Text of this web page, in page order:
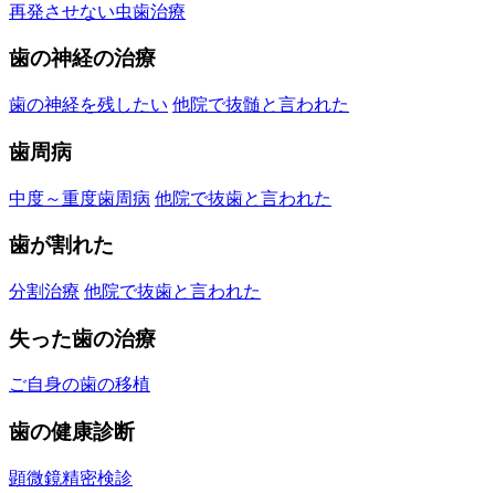
再発させない虫歯治療
歯の神経の治療
歯の神経を残したい 他院で抜髄と言われた
歯周病
中度～重度歯周病 他院で抜歯と言われた
歯が割れた
分割治療 他院で抜歯と言われた
失った歯の治療
ご自身の歯の移植
歯の健康診断
顕微鏡精密検診